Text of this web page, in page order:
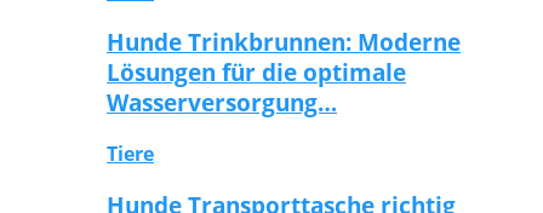
Hunde Trinkbrunnen: Moderne
Lösungen für die optimale
Wasserversorgung…
Tiere
Hunde Transporttasche richtig